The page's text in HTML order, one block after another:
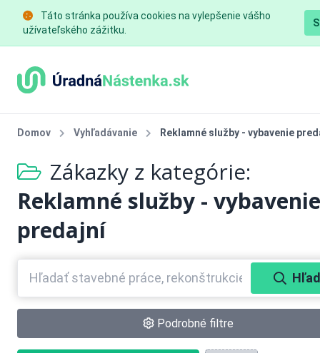
Táto stránka používa cookies na vylepšenie vášho
užívateľského zážitku.
Domov Vyhľadávanie Reklamné služby - vybavenie
Zákazky z kategórie:
Reklamné služby - vybavenie
predajní
Podrobné filtre